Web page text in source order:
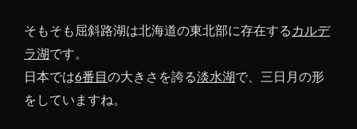
ーの
正体
を把
握し
てい
そもそも屈斜路湖は北海道の東北部に存在する カルデ
ラ湖です。
日本では6番目の大きさを誇る淡水湖で、三日月の形
をしていますね。